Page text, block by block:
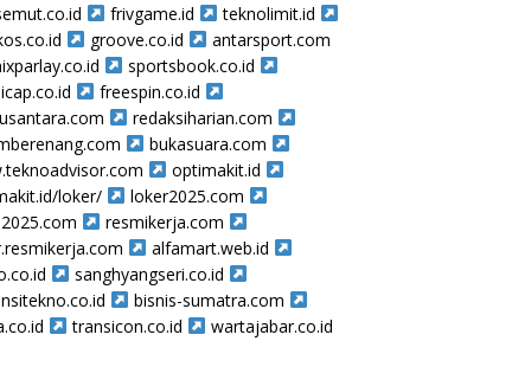
frivgame.id
teknolimit.id
groove.co.id
antarsport.com
sportsbook.co.id
freespin.co.id
redaksiharian.com
bukasuara.com
optimakit.id
loker/
loker2025.com
resmikerja.com
alfamart.web.id
sanghyangseri.co.id
bisnis-sumatra.com
transicon.co.id wartajabar.co.id